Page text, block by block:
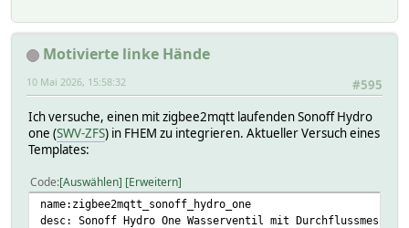
Motivierte linke Hände
#595
10 Mai 2026, 15:58:32
Ich versuche, einen mit zigbee2mqtt laufenden Sonoff Hydro
one (SWV-ZFS) in FHEM zu integrieren. Aktueller Versuch eines
Templates:
Code Auswählen Erweitern
name:zigbee2mqtt_sonoff_hydro_one
desc: Sonoff Hydro One Wasserventil mit Durchflussmesser